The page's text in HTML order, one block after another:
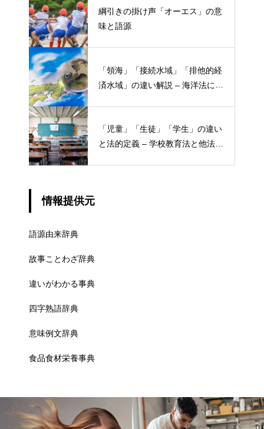
綱引きの掛け声「オーエス」の意
味と語源
「領海」「接続水域」「排他的経
済水域」の違い解説 – 海洋法にお
「児童」「生徒」「学生」の違い
と法的定義 – 学校教育法と他法律
情報提供元
語源由来辞典
故事ことわざ辞典
違いがわかる事典
四字熟語辞典
意味例文辞典
食品食材栄養事典